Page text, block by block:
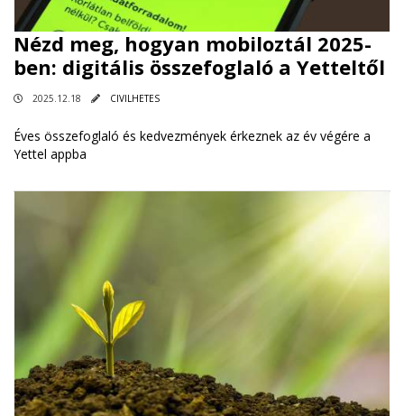
Nézd meg, hogyan mobiloztál 2025-
ben: digitális összefoglaló a Yetteltől
2025.12.18 CIVILHETES
Éves összefoglaló és kedvezmények érkeznek az év végére a
Yettel appba